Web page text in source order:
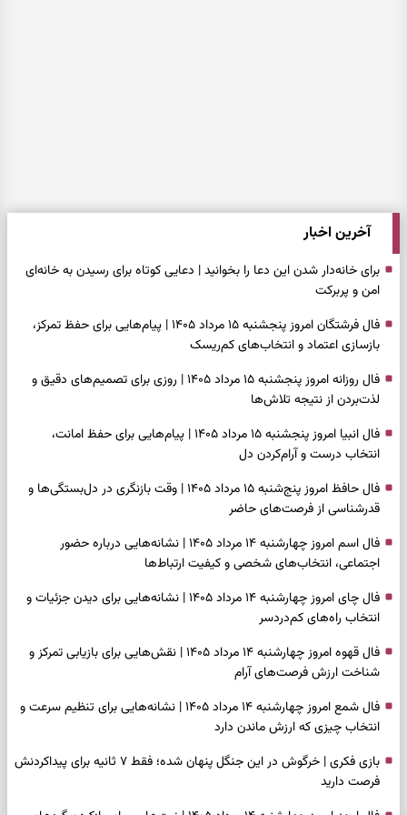
آخرین اخبار
برای خانه‌دار شدن این دعا را بخوانید | دعایی کوتاه برای رسیدن به خانه‌ای
امن و پربرکت
فال فرشتگان امروز پنجشنبه ۱۵ مرداد ۱۴۰۵ | پیام‌هایی برای حفظ تمرکز،
بازسازی اعتماد و انتخاب‌های کم‌ریسک
فال روزانه امروز پنجشنبه ۱۵ مرداد ۱۴۰۵ | روزی برای تصمیم‌های دقیق و
لذت‌بردن از نتیجه تلاش‌ها
فال انبیا امروز پنجشنبه ۱۵ مرداد ۱۴۰۵ | پیام‌هایی برای حفظ امانت،
انتخاب درست و آرام‌کردن دل
فال حافظ امروز پنج‌شنبه ۱۵ مرداد ۱۴۰۵ | وقت بازنگری در دل‌بستگی‌ها و
قدرشناسی از فرصت‌های حاضر
فال اسم امروز چهارشنبه ۱۴ مرداد ۱۴۰۵ | نشانه‌هایی درباره حضور
اجتماعی، انتخاب‌های شخصی و کیفیت ارتباط‌ها
فال چای امروز چهارشنبه ۱۴ مرداد ۱۴۰۵ | نشانه‌هایی برای دیدن جزئیات و
انتخاب راه‌های کم‌دردسر
فال قهوه امروز چهارشنبه ۱۴ مرداد ۱۴۰۵ | نقش‌هایی برای بازیابی تمرکز و
شناخت ارزش فرصت‌های آرام
فال شمع امروز چهارشنبه ۱۴ مرداد ۱۴۰۵ | نشانه‌هایی برای تنظیم سرعت و
انتخاب چیزی که ارزش ماندن دارد
بازی فکری | خرگوش در این جنگل پنهان شده؛ فقط ۷ ثانیه برای پیداکردنش
فرصت دارید